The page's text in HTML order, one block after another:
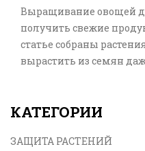
Выращивание овощей
получить свежие
статье собраны
вырастить из семян
только практика.
секретов.
КАТЕГОРИИ
ЗАЩИТА РАСТЕНИЙ